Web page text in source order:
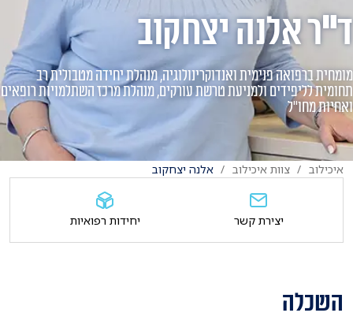
ד"ר אלנה יצחקוב
מומחית ברפואה פנימית ואנדוקרינולוגיה, מנהלת יחידה מטבולית רב
תחומית לליפידים ולמניעת טרשת עורקים, מנהלת מרכז השתלמויות רופאים
ואחיות מחו"ל
איכילוב צוות איכילוב אלנה יצחקוב
השכלה
יצירת קשר יחידות רפואיות